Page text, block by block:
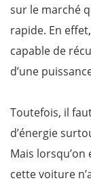
sur le marché
rapide. En
capable de
d’une
Toutefois, il
d’énergie
Mais lorsqu’on
cette voiture